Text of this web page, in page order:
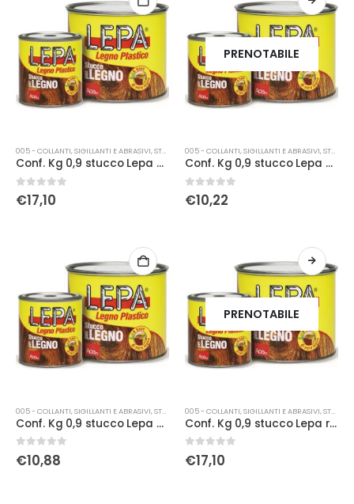
005 - COLLANTI, SIGILLANTI E ABRASIVI,STUCCO
Conf. Kg 0,9 stucco Lepa noce scuro
0Su 5
€17,10
PRENOTABILE
005 - COLLANTI, SIGILLANTI E ABRASIVI,STUCCO
Conf. Kg 0,9 stucco Lepa pino
0Su 5
€10,22
005 - COLLANTI, SIGILLANTI E ABRASIVI,STUCCO
Conf. Kg 0,9 stucco Lepa pioppo
0Su 5
€10,88
PRENOTABILE
005 - COLLANTI, SIGILLANTI E ABRASIVI,STUCCO
Conf. Kg 0,9 stucco Lepa rovere
0Su 5
€17,10